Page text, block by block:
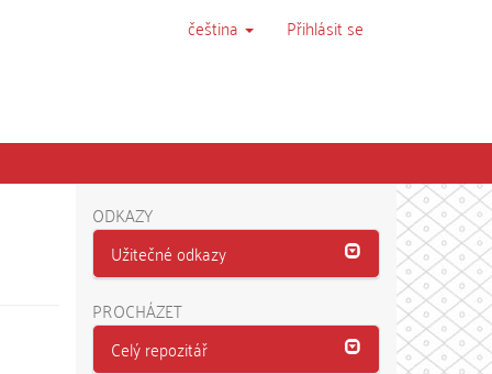
čeština Přihlásit se
ODKAZY
Užitečné odkazy
PROCHÁZET
Celý repozitář